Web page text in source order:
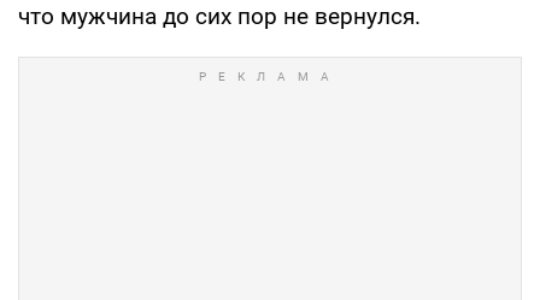
что мужчина до сих пор не вернулся.